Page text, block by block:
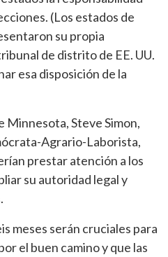
(Los estados de
su propia
de distrito de EE. UU.
esa disposición de la
Minnesota, Steve Simon,
Agrario-Laborista,
prestar atención a los
su autoridad legal y
meses serán cruciales para
el buen camino y que las